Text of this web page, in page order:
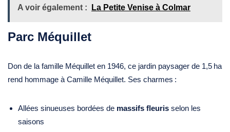
A voir également : La Petite Venise à Colmar
Parc Méquillet
Don de la famille Méquillet en 1946, ce jardin paysager de 1,5 ha
rend hommage à Camille Méquillet. Ses charmes :
Allées sinueuses bordées de massifs fleuris selon les
saisons